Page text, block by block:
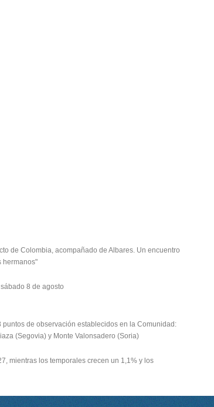
de Colombia, acompañado de Albares. Un encuentro
hermanos"
8 de agosto
de observación establecidos en la Comunidad:
(Segovia) y Monte Valonsadero (Soria)
mientras los temporales crecen un 1,1% y los